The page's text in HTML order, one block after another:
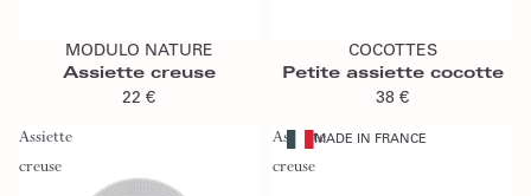
MODULO NATURE
Assiette creuse
22 €
COCOTTES
Petite assiette cocotte
38 €
Assiette
creuse
Assiette
creuse
MADE IN FRANCE